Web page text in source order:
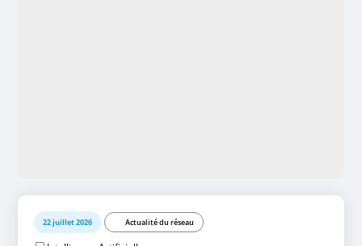
22 juillet 2026 Actualité du réseau